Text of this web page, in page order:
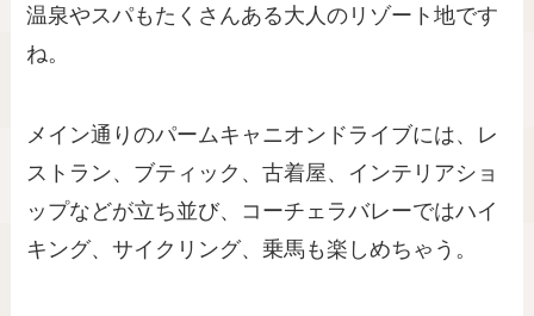
温泉やスパもたくさんある大人のリゾート地です
ね。
メイン通りのパームキャニオンドライブには、レ
ストラン、ブティック、古着屋、インテリアショ
ップなどが立ち並び、コーチェラバレーではハイ
キング、サイクリング、乗馬も楽しめちゃう。